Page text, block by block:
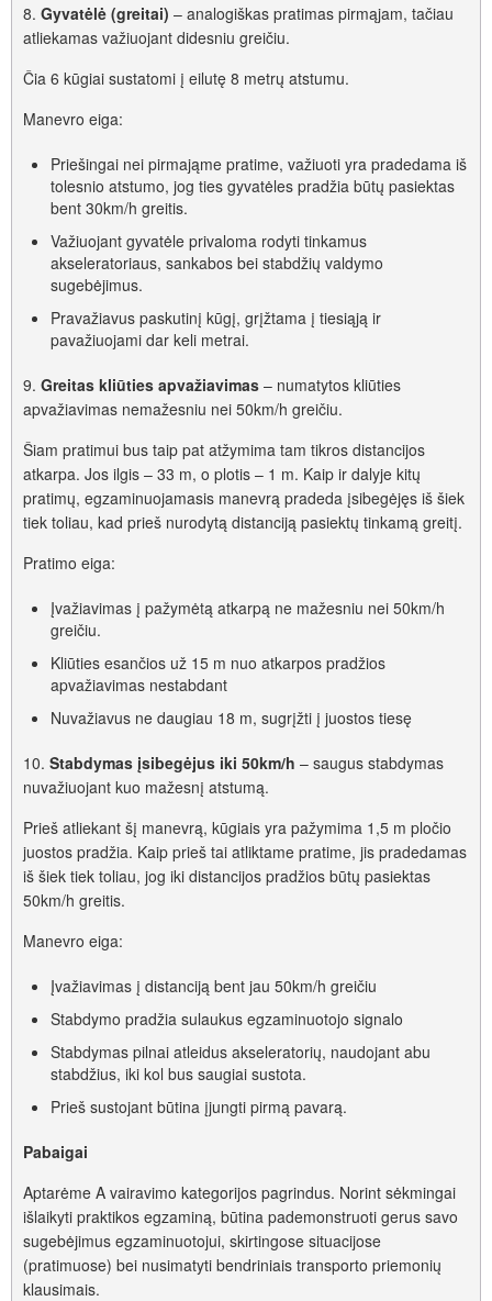
8. Gyvatėlė (greitai) – analogiškas pratimas pirmąjam, tačiau
atliekamas važiuojant didesniu greičiu.
Čia 6 kūgiai sustatomi į eilutę 8 metrų atstumu.
Manevro eiga:
Priešingai nei pirmająme pratime, važiuoti yra pradedama iš
tolesnio atstumo, jog ties gyvatėles pradžia būtų pasiektas
bent 30km/h greitis.
Važiuojant gyvatėle privaloma rodyti tinkamus
akseleratoriaus, sankabos bei stabdžių valdymo
sugebėjimus.
Pravažiavus paskutinį kūgį, grįžtama į tiesiąją ir
pavažiuojami dar keli metrai.
9. Greitas kliūties apvažiavimas – numatytos kliūties
apvažiavimas nemažesniu nei 50km/h greičiu.
Šiam pratimui bus taip pat atžymima tam tikros distancijos
atkarpa. Jos ilgis – 33 m, o plotis – 1 m. Kaip ir dalyje kitų
pratimų, egzaminuojamasis manevrą pradeda įsibegėjęs iš šiek
tiek toliau, kad prieš nurodytą distanciją pasiektų tinkamą greitį.
Pratimo eiga:
Įvažiavimas į pažymėtą atkarpą ne mažesniu nei 50km/h
greičiu.
Kliūties esančios už 15 m nuo atkarpos pradžios
apvažiavimas nestabdant
Nuvažiavus ne daugiau 18 m, sugrįžti į juostos tiesę
10. Stabdymas įsibegėjus iki 50km/h – saugus stabdymas
nuvažiuojant kuo mažesnį atstumą.
Prieš atliekant šį manevrą, kūgiais yra pažymima 1,5 m pločio
juostos pradžia. Kaip prieš tai atliktame pratime, jis pradedamas
iš šiek tiek toliau, jog iki distancijos pradžios būtų pasiektas
50km/h greitis.
Manevro eiga:
Įvažiavimas į distanciją bent jau 50km/h greičiu
Stabdymo pradžia sulaukus egzaminuotojo signalo
Stabdymas pilnai atleidus akseleratorių, naudojant abu
stabdžius, iki kol bus saugiai sustota.
Prieš sustojant būtina įjungti pirmą pavarą.
Pabaigai
Aptarėme A vairavimo kategorijos pagrindus. Norint sėkmingai
išlaikyti praktikos egzaminą, būtina pademonstruoti gerus savo
sugebėjimus egzaminuotojui, skirtingose situacijose
(pratimuose) bei nusimatyti bendriniais transporto priemonių
klausimais.